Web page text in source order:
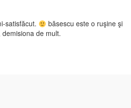
satisfăcut.
băsescu este o ruşine şi
de mult.